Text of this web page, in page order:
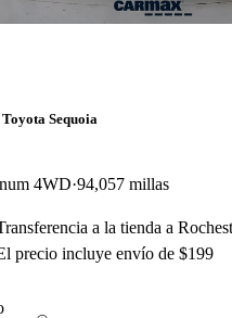
Sequoia
4WD 94,057 millas
a la tienda a
precio incluye envío de $199